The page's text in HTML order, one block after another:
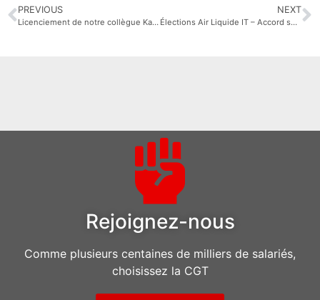
PREVIOUS
Licenciement de notre collègue Karim : Les Élus CFE-CGC au CSE Air Liquide IT rejettent la motion pour sa réintégration !
NEXT
Élections Air Liquide IT – Accord sur le vote électronique
Rejoignez-nous
Comme plusieurs centaines de milliers de salariés,
choisissez la CGT